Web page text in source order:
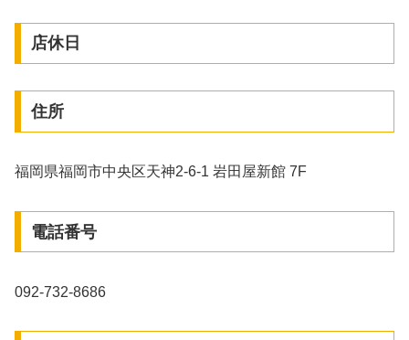
店休日
住所
福岡県福岡市中央区天神2-6-1 岩田屋新館 7F
電話番号
092-732-8686